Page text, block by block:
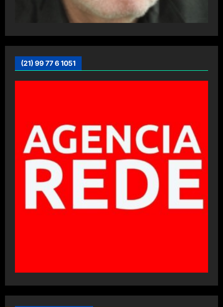
(21) 99 77 6 1051